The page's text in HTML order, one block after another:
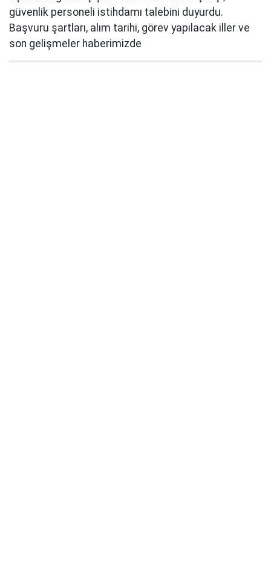
güvenlik personeli istihdamı talebini duyurdu.
Başvuru şartları, alım tarihi, görev yapılacak iller ve
son gelişmeler haberimizde